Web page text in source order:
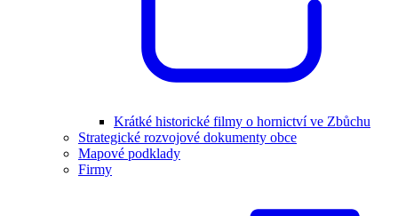
Krátké historické filmy o hornictví ve Zbůchu
Strategické rozvojové dokumenty obce
Mapové podklady
Firmy